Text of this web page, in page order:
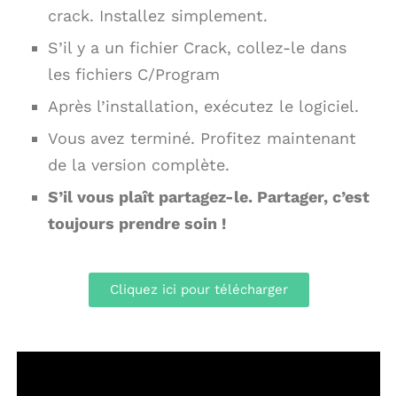
crack. Installez simplement.
S’il y a un fichier Crack, collez-le dans
les fichiers C/Program
Après l’installation, exécutez le logiciel.
Vous avez terminé. Profitez maintenant
de la version complète.
S’il vous plaît partagez-le. Partager, c’est
toujours prendre soin !
Cliquez ici pour télécharger